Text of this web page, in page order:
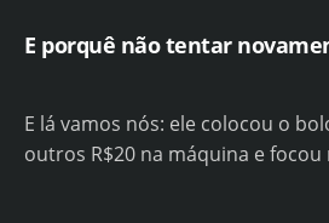
E porquê não tentar
E lá vamos nós: ele colocou o
outros R$20 na máquina e focou